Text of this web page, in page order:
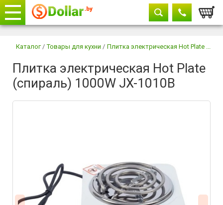
+375 29604-11-33
+375 29882-11-33
Каталог / Товары для кухни / Плитка электрическая Hot Plate ...
Плитка электрическая Hot Plate
(спираль) 1000W JX-1010B